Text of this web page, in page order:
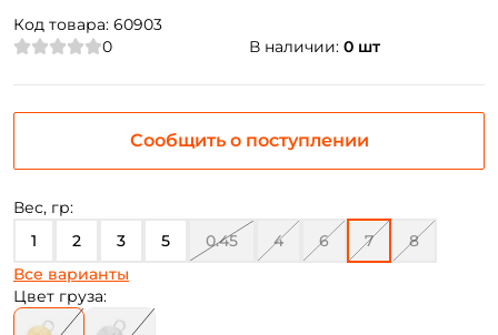
Код товара: 60903
0
В наличии: 0 шт
Вес, гр:
1
2 3 5 0.45 4 6 7 8
10
Все варианты
Цвет груза:
Сообщить о поступлении